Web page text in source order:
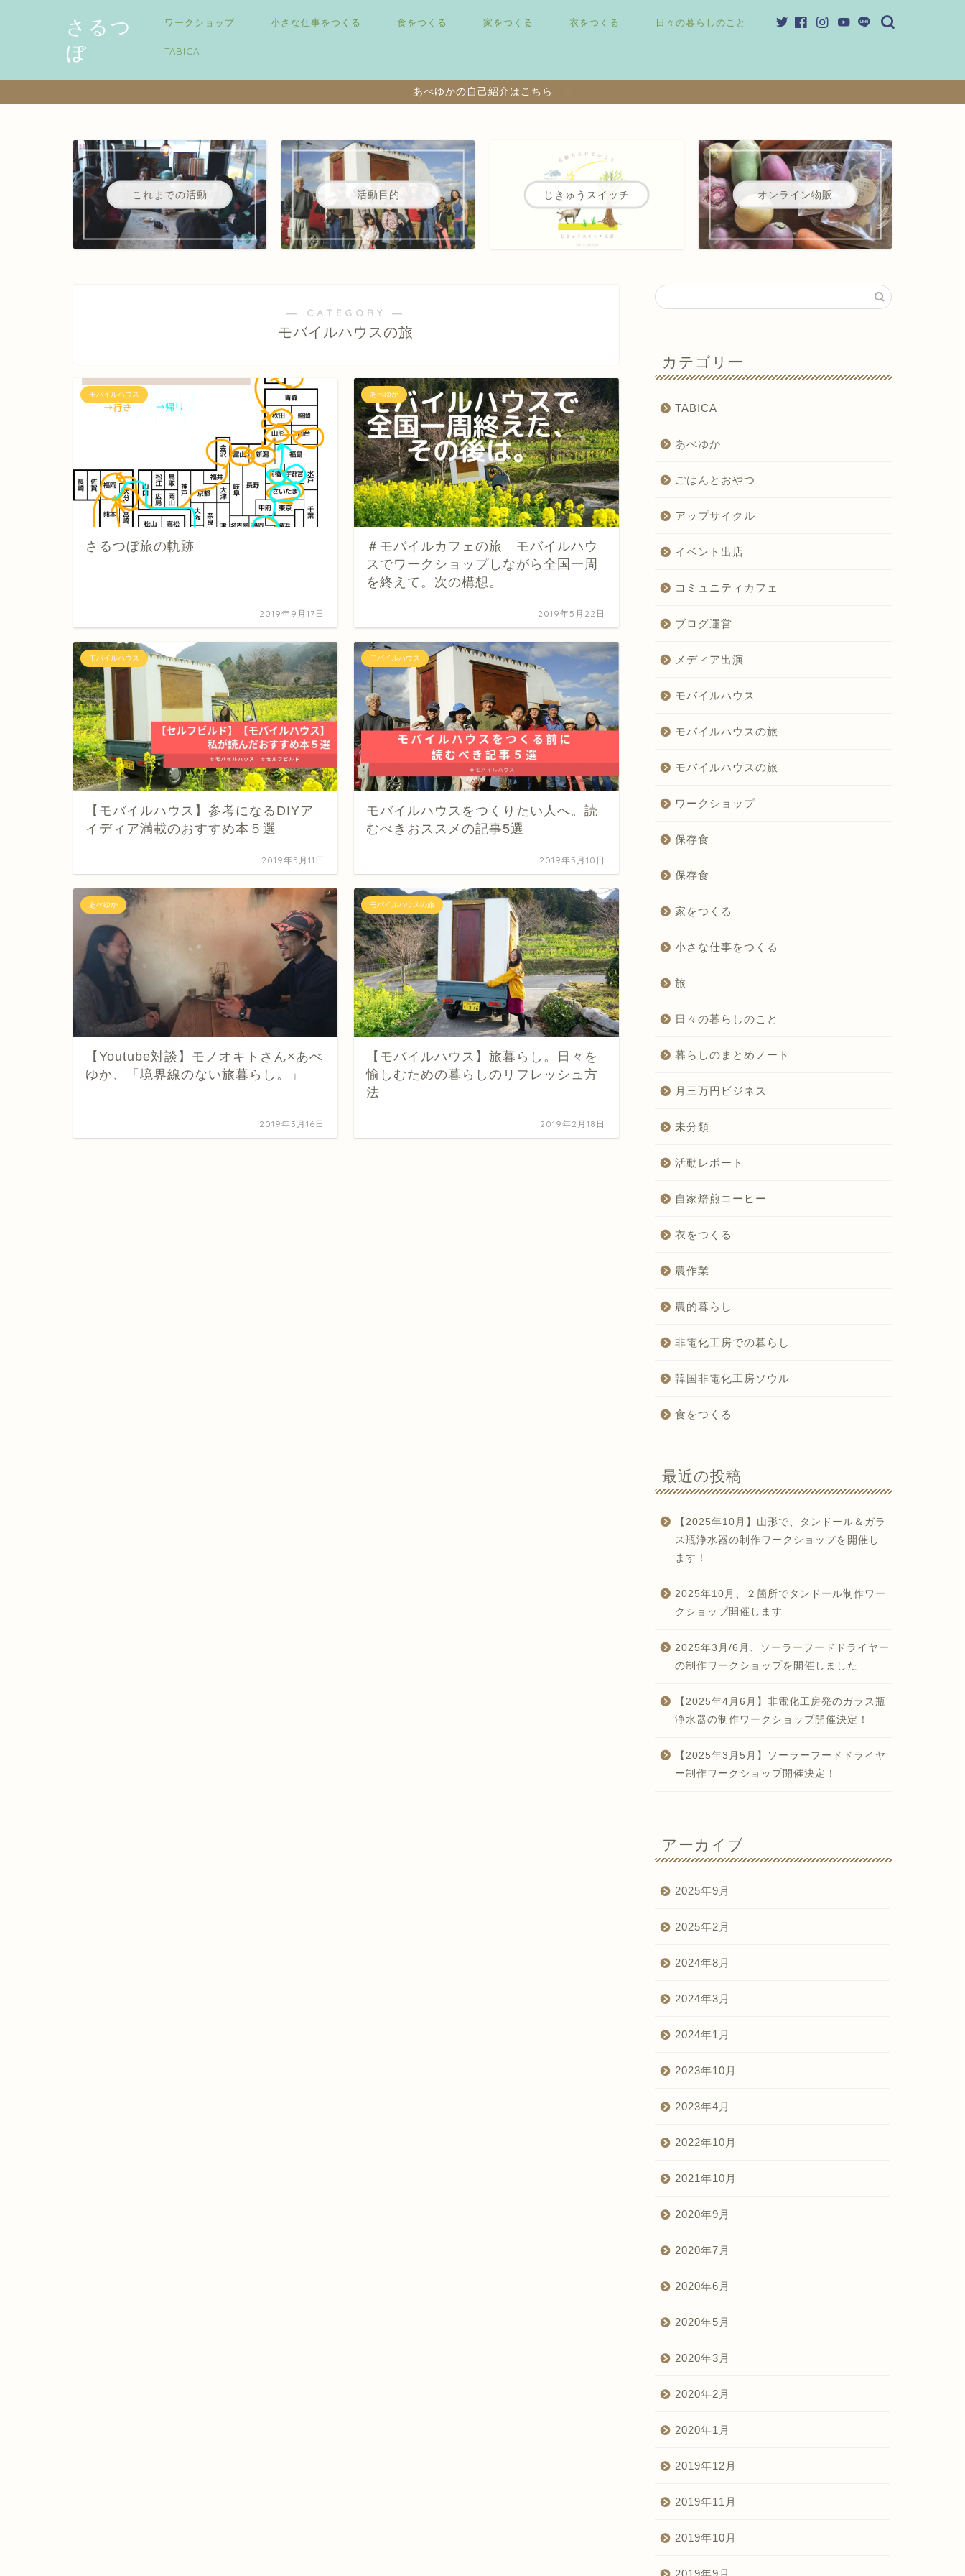
さるつ
ぼ
ワークショップ 小さな仕事をつくる 食をつくる 家をつくる 衣をつくる 日々の暮らしのこと
TABICA
あべゆかの自己紹介はこちら
これまでの活動 活動目的 じきゅうスイッチ オンライン物販
― CATEGORY ―
モバイルハウスの旅
モバイルハウス
さるつぼ旅の軌跡
2019年9月17日
あべゆか
＃モバイルカフェの旅 モバイルハウ
スでワークショップしながら全国一周
を終えて。次の構想。
2019年5月22日
モバイルハウス
【モバイルハウス】参考になるDIYア
イディア満載のおすすめ本５選
2019年5月11日
モバイルハウス
モバイルハウスをつくりたい人へ。読
むべきおススメの記事5選
2019年5月10日
あべゆか
【Youtube対談】モノオキトさん×あべ
ゆか、「境界線のない旅暮らし。」
2019年3月16日
モバイルハウスの旅
【モバイルハウス】旅暮らし。日々を
愉しむための暮らしのリフレッシュ方
法
2019年2月18日
カテゴリー
TABICA
あべゆか
ごはんとおやつ
アップサイクル
イベント出店
コミュニティカフェ
ブログ運営
メディア出演
モバイルハウス
モバイルハウスの旅
モバイルハウスの旅
ワークショップ
保存食
保存食
家をつくる
小さな仕事をつくる
旅
日々の暮らしのこと
暮らしのまとめノート
月三万円ビジネス
未分類
活動レポート
自家焙煎コーヒー
衣をつくる
農作業
農的暮らし
非電化工房での暮らし
韓国非電化工房ソウル
食をつくる
最近の投稿
【2025年10月】山形で、タンドール＆ガラ
ス瓶浄水器の制作ワークショップを開催し
ます！
2025年10月、２箇所でタンドール制作ワー
クショップ開催します
2025年3月/6月、ソーラーフードドライヤー
の制作ワークショップを開催しました
【2025年4月6月】非電化工房発のガラス瓶
浄水器の制作ワークショップ開催決定！
【2025年3月5月】ソーラーフードドライヤ
ー制作ワークショップ開催決定！
アーカイブ
2025年9月
2025年2月
2024年8月
2024年3月
2024年1月
2023年10月
2023年4月
2022年10月
2021年10月
2020年9月
2020年7月
2020年6月
2020年5月
2020年3月
2020年2月
2020年1月
2019年12月
2019年11月
2019年10月